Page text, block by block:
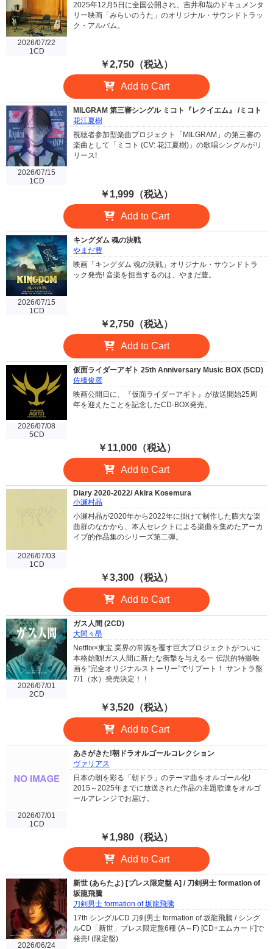
2026/07/22
1CD
2025年12月5日に全国公開され、吉井和哉のドキュメンタ
リー映画「みらいのうた」のオリジナル・サウンドトラッ
ク・アルバム。
￥2,750（税込）
Add to Cart
2026/07/15
1CD
MILGRAM 第三審シングル ミコト『レクイエム』 /ミコト
花江夏樹
視聴者参加型楽曲プロジェクト「MILGRAM」の第三審の
楽曲として「ミコト (CV: 花江夏樹)」の歌唱シングルがリ
リース!
￥1,999（税込）
Add to Cart
2026/07/15
1CD
キングダム 魂の決戦
やまだ豊
映画「キングダム 魂の決戦」オリジナル・サウンドトラ
ック発売! 音楽を担当するのは、やまだ豊。
￥2,750（税込）
Add to Cart
2026/07/08
5CD
仮面ライダーアギト 25th Anniversary Music BOX (5CD)
佐橋俊彦
映画公開日に、『仮面ライダーアギト』が放送開始25周
年を迎えたことを記念したCD-BOX発売。
￥11,000（税込）
Add to Cart
2026/07/03
1CD
Diary 2020-2022/ Akira Kosemura
小瀬村晶
小瀬村晶が2020年から2022年に掛けて制作した膨大な楽
曲群のなかから、本人セレクトによる楽曲を集めたアーカ
イブ的作品集のシリーズ第二弾。
￥3,300（税込）
Add to Cart
2026/07/01
2CD
ガス人間 (2CD)
大間々昂
Netflix×東宝 業界の常識を覆す巨大プロジェクトがついに
本格始動!ガス人間に新たな衝撃を与えるー 伝説的特撮映
画を“完全オリジナルストーリー”でリブート！ サントラ盤
7/1（水）発売決定！！
￥3,520（税込）
Add to Cart
2026/07/01
1CD
あさがきた!朝ドラオルゴールコレクション
ヴァリアス
日本の朝を彩る「朝ドラ」のテーマ曲をオルゴール化!
2015～2025年までに放送された作品の主題歌達をオルゴ
ールアレンジでお届け。
￥1,980（税込）
Add to Cart
2026/06/24
新世 (あらたよ) [プレス限定盤 A] / 刀剣男士 formation of
坂龍飛騰
刀剣男士 formation of 坂龍飛騰
17th シングルCD 刀剣男士 formation of 坂龍飛騰 / シング
ルCD「新世」プレス限定盤6種 (A～F) [CD+エムカード]で
発売! (限定盤)